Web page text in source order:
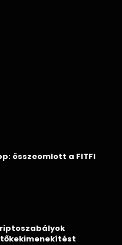
összeomlott a FITFI